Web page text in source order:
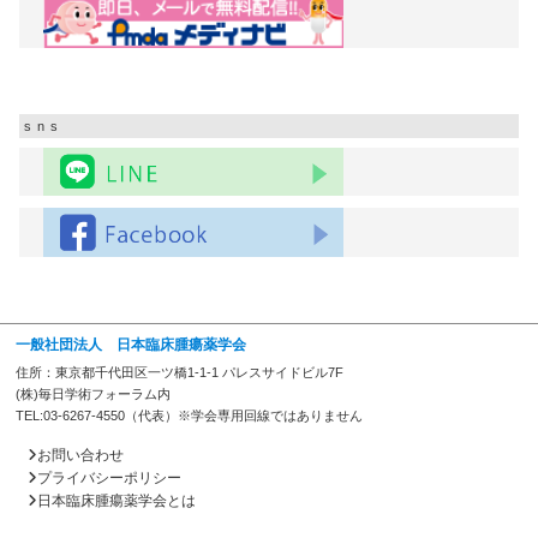
sns
一般社団法人 日本臨床腫瘍薬学会
住所：東京都千代田区一ツ橋1-1-1 パレスサイドビル7F
(株)毎日学術フォーラム内
TEL:03-6267-4550（代表）※学会専用回線ではありません
お問い合わせ
プライバシーポリシー
日本臨床腫瘍薬学会とは